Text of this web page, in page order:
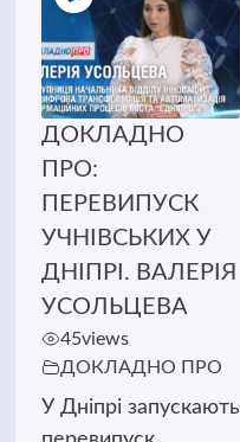
ДОКЛАДНО
ПРО:
ПЕРЕВИПУСК
УЧНІВСЬКИХ У
ДНІПРІ. ВАЛЕРІЯ
УСОЛЬЦЕВА
45views
ДОКЛАДНО ПРО
У Дніпрі запускають